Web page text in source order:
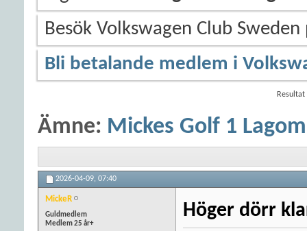
Besök Volkswagen Club
Bli betalande medlem i
Ämne: Mickes Golf 1
2026-04-09, 07:40
MickeR
Guldmedlem
Medlem 25 år+
Höger dörr